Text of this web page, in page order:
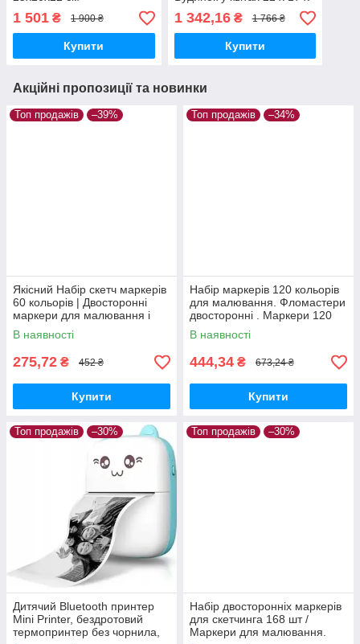
1 501 ₴ 1 900 ₴
Купити
1 342,16₴ 1 766 ₴
Купити
Акційні пропозиції та новинки
Топ продажів –39%
Якісний Набір скетч маркерів
60 кольорів | Двосторонні
маркери для малювання і
скетчинга в сумці AN
В наявності
275,72 ₴ 452 ₴
Купити
Топ продажів –34%
Набір маркерів 120 кольорів
для малювання. Фломастери
двосторонні . Маркери 120
В наявності
444,34 ₴ 673,24 ₴
Купити
Топ продажів –30%
Дитячий Bluetooth принтер
Mini Printer, бездротовий
термопринтер без чорнила,
Топ продажів –30%
Набір двосторонніх маркерів
для скетчинга 168 шт /
Маркери для малювання.